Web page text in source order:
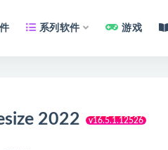
系列软件 游戏
2022 v16.5.1.12526